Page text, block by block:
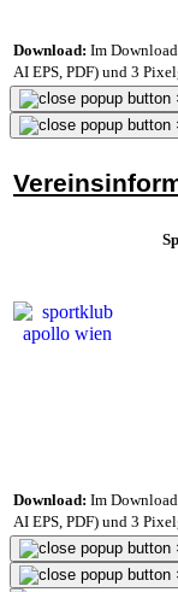
Download: Im
AI EPS, PDF) und 3
Download: Im
AI EPS, PDF) und 3